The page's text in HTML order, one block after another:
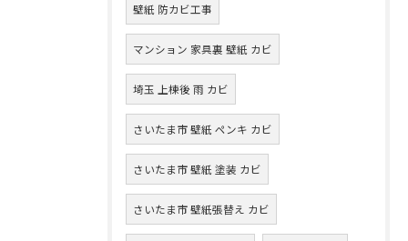
壁紙 防カビ工事
マンション 家具裏 壁紙 カビ
埼玉 上棟後 雨 カビ
さいたま市 壁紙 ペンキ カビ
さいたま市 壁紙 塗装 カビ
さいたま市 壁紙張替え カビ